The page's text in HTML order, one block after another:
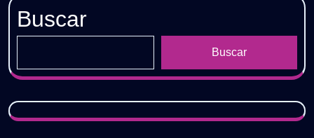
Buscar
Buscar